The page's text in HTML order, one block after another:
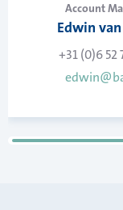
Account
Edwin
+31 (0)6 52